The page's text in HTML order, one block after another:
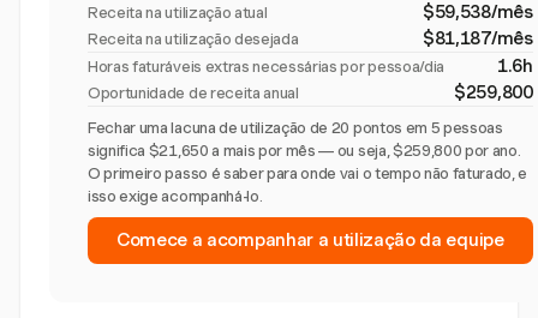
Receita na utilização atual $59,538/mês
Receita na utilização desejada $81,187/mês
Horas faturáveis extras necessárias por pessoa/dia 1.6h
Oportunidade de receita anual $259,800
Fechar uma lacuna de utilização de 20 pontos em 5 pessoas
significa $21,650 a mais por mês — ou seja, $259,800 por ano.
O primeiro passo é saber para onde vai o tempo não faturado, e
isso exige acompanhá-lo.
Comece a acompanhar a utilização da equipe